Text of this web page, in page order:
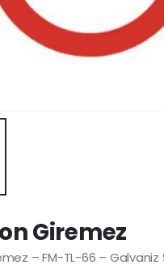
Giremez
– FM-TL-66 – Galvaniz